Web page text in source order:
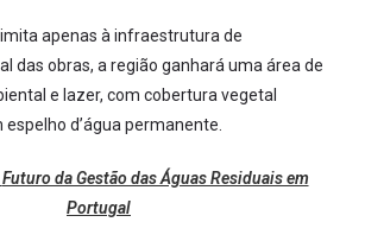
apenas à infraestrutura de
das obras, a região ganhará uma área de
e lazer, com cobertura vegetal
d’água permanente.
Futuro da Gestão das Águas Residuais em
Portugal